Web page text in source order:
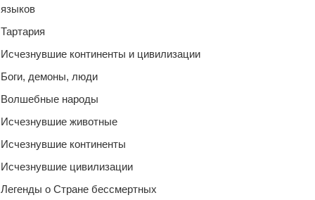
языков
Тартария
Исчезнувшие континенты и цивилизации
Боги, демоны, люди
Волшебные народы
Исчезнувшие животные
Исчезнувшие континенты
Исчезнувшие цивилизации
Легенды о Стране бессмертных